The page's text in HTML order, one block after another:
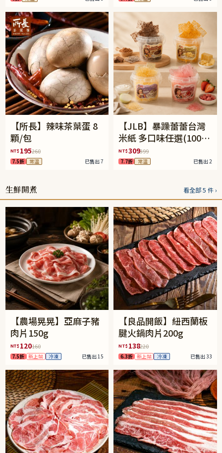
【所長】辣味茶葉蛋 8
顆/包
NT$ 195260
7.5折 常溫 已售出 7
【JLB】暴躁蕾蕾台灣
米紙 多口味任選(100g/
罐)
NT$309399
7.7折 常溫 已售出 2
生鮮開煮 看全部 5 件 ›
【農場晃晃】亞麻子豬
肉片150g
NT$ 120160
7.5折 新上架 冷凍 已售出 15
【良品開飯】紐西蘭板
腱火鍋肉片200g
NT$ 138220
6.3折 新上架 冷凍 已售出 33